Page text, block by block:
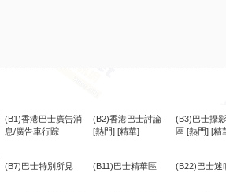
(B1)香港巴士廣告消
息/廣告車行踪
(B2)香港巴士討論
[熱門] [精華]
(B3)巴士攝
區 [熱門] [精
(B7)巴士特別所見 (B11)巴士精華區 (B22)巴士迷